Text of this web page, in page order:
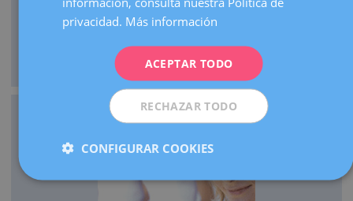
Contamos con una UCI Neonatal de nivel III que atiende
privacidad. Más información
ACEPTAR TODO
RECHAZAR TODO
CONFIGURAR COOKIES